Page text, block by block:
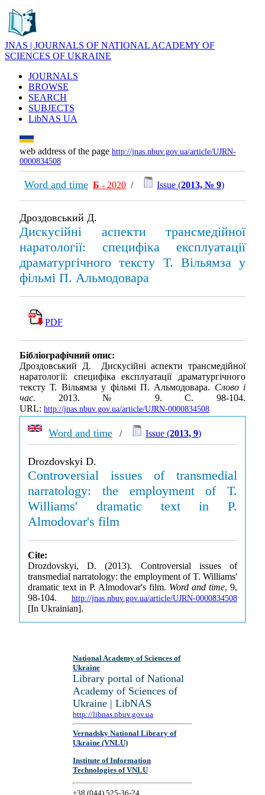
JNAS | JOURNALS OF NATIONAL ACADEMY OF
SCIENCES OF UKRAINE
JOURNALS
BROWSE
SEARCH
SUBJECTS
LibNAS UA
web address of the page http://jnas.nbuv.gov.ua/article/UJRN-
0000834508
Word and time Б - 2020 / Issue (2013, № 9)
Дроздовський Д.
Дискусійні аспекти трансмедійної
наратології: специфіка експлуатації
драматургічного тексту Т. Вільямза у
фільмі П. Альмодовара
PDF
Бібліографічний опис:
Дроздовський Д. Дискусійні аспекти трансмедійної
наратології: специфіка експлуатації драматургічного
тексту Т. Вільямза у фільмі П. Альмодовара. Слово і
час. 2013. № 9. С. 98-104.
URL: http://jnas.nbuv.gov.ua/article/UJRN-0000834508
Word and time / Issue (2013, 9)
Drozdovskyi D.
Controversial issues of transmedial
narratology: the employment of T.
Williams' dramatic text in P.
Almodovar's film
Cite:
Drozdovskyi, D. (2013). Controversial issues of
transmedial narratology: the employment of T. Williams'
dramatic text in P. Almodovar's film. Word and time, 9,
98-104. http://jnas.nbuv.gov.ua/article/UJRN-0000834508
[In Ukrainian].
National Academy of Sciences of
Ukraine
Library portal of National
Academy of Sciences of
Ukraine | LibNAS
http://libnas.nbuv.gov.ua
Vernadsky National Library of
Ukraine (VNLU)
Institute of Information
Technologies of VNLU
+38 (044) 525-36-24